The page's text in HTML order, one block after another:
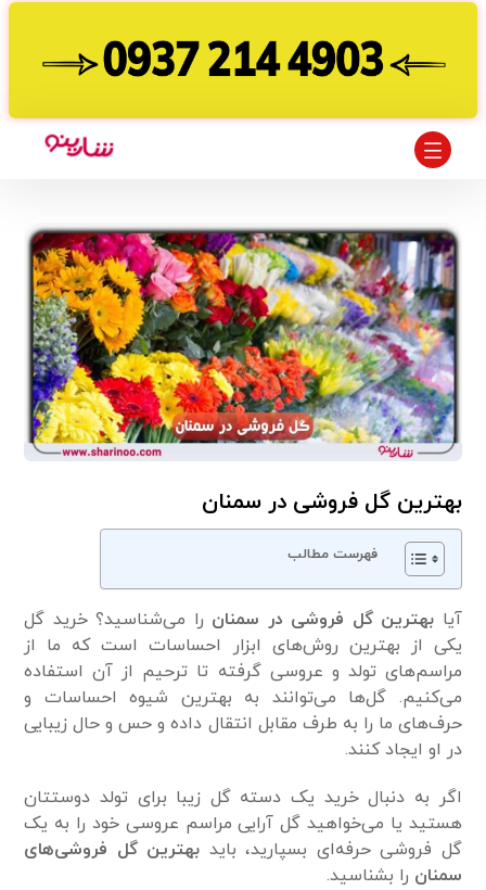
بهترین گل فروشی در سمنان
فهرست مطالب
آیا بهترین گل فروشی در سمنان را می‌شناسید؟ خرید گل
یکی از بهترین روش‌های ابزار احساسات است که ما از
مراسم‌های تولد و عروسی گرفته تا ترحیم از آن استفاده
می‌کنیم. گل‌ها می‌توانند به بهترین شیوه احساسات و
حرف‌های ما را به طرف مقابل انتقال داده و حس و حال زیبایی
در او ایجاد کنند.
اگر به دنبال خرید یک دسته گل زیبا برای تولد دوستتان
هستید یا می‌خواهید گل آرایی مراسم عروسی خود را به یک
گل فروشی حرفه‌ای بسپارید، باید بهترین گل فروشی‌های
سمنان را بشناسید.